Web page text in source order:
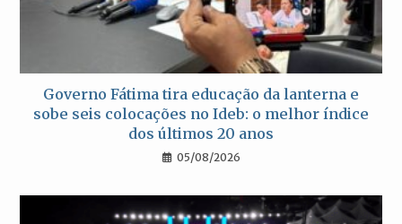
Governo Fátima tira educação da lanterna e
sobe seis colocações no Ideb: o melhor índice
dos últimos 20 anos
05/08/2026